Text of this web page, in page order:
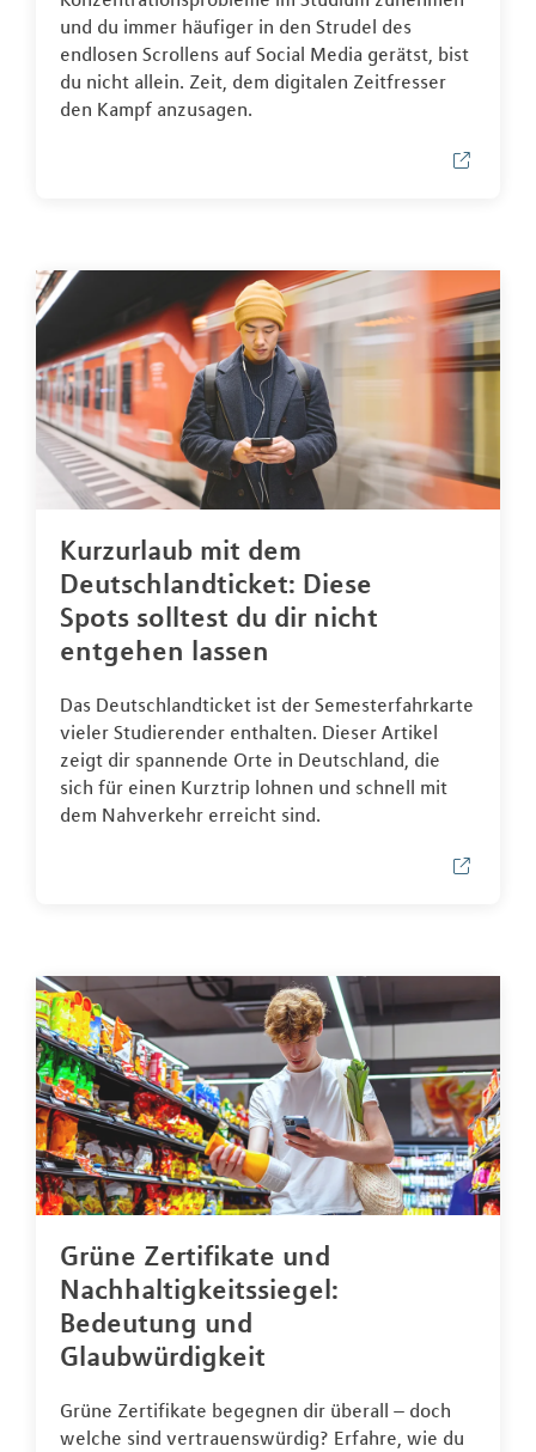
und du immer häufiger in den Strudel des
endlosen Scrollens auf Social Media gerätst, bist
du nicht allein. Zeit, dem digitalen Zeitfresser
den Kampf anzusagen.
Kurzurlaub mit dem
Deutschlandticket: Diese
Spots solltest du dir nicht
entgehen lassen
Das Deutschlandticket ist der Semesterfahrkarte
vieler Studierender enthalten. Dieser Artikel
zeigt dir spannende Orte in Deutschland, die
sich für einen Kurztrip lohnen und schnell mit
dem Nahverkehr erreicht sind.
Grüne Zertifikate und
Nachhaltigkeitssiegel:
Bedeutung und
Glaubwürdigkeit
Grüne Zertifikate begegnen dir überall – doch
welche sind vertrauenswürdig? Erfahre, wie du